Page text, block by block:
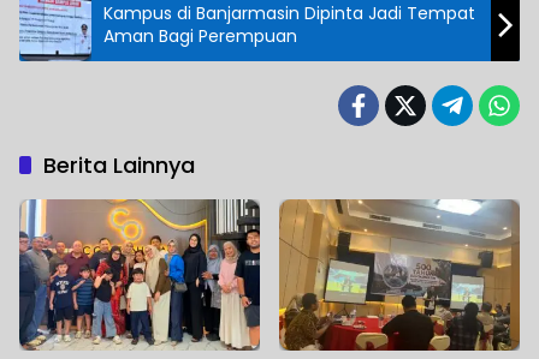
Kampus di Banjarmasin Dipinta Jadi Tempat
Aman Bagi Perempuan
Berita Lainnya